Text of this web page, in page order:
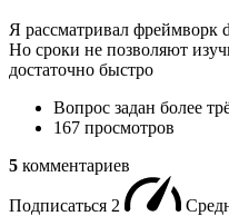
Я рассматривал фреймворк
Но сроки не позволяют
достаточно быстро
Вопрос задан более
167 просмотров
5 комментариев
Подписаться 2